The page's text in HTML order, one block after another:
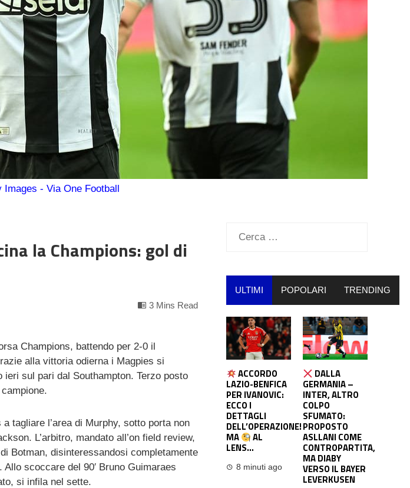
Images - Via One Football
la Champions: gol di
3 Mins Read
Champions, battendo per 2-0 il
alla vittoria odierna i Magpies si
sul pari dal Southampton. Terzo posto
tagliare l’area di Murphy, sotto porta non
L’arbitro, mandato all’on field review,
Botman, disinteressandosi completamente
scoccare del 90′ Bruno Guimaraes
si infila nel sette.
Ricerca
ULTIMI POPOLARI TRENDING
ACCORDO
LAZIO-BENFICA
PER IVANOVIC:
ECCO I
DETTAGLI
DELL’OPERAZIONE!
MA AL
LENS…
8 minuti ago
DALLA
GERMANIA –
INTER, ALTRO
COLPO
SFUMATO:
PROPOSTO
ASLLANI COME
CONTROPARTITA,
MA DIABY
VERSO IL BAYER
LEVERKUSEN